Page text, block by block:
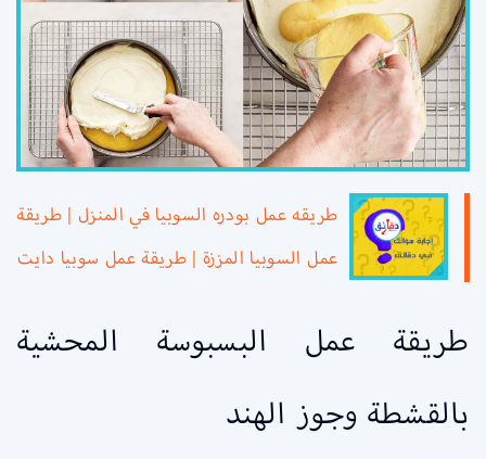
طريقه عمل بودره السوبيا في المنزل | طريقة
عمل السوبيا المززة | طريقة عمل سوبيا دايت
طريقة عمل البسبوسة المحشية
بالقشطة وجوز الهند